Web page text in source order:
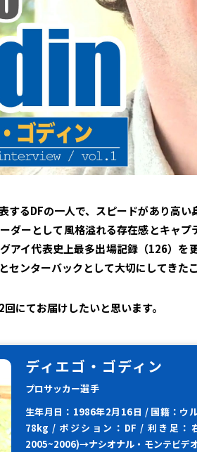
するDFの一人で、スピードがあり高
ダーとして風格溢れる存在感とキャ
アイ代表史上最多出場記録（126）を
センターバックとして大切にしてきた
にてお届けしたいと思います。
ディエゴ・ゴディン
プロサッカー選手
生年月日：1986年2月16日 / 国籍：ウ
78kg / ポジション：DF / 利き足：
2005~2006)→ナシオナル・モンテビデ